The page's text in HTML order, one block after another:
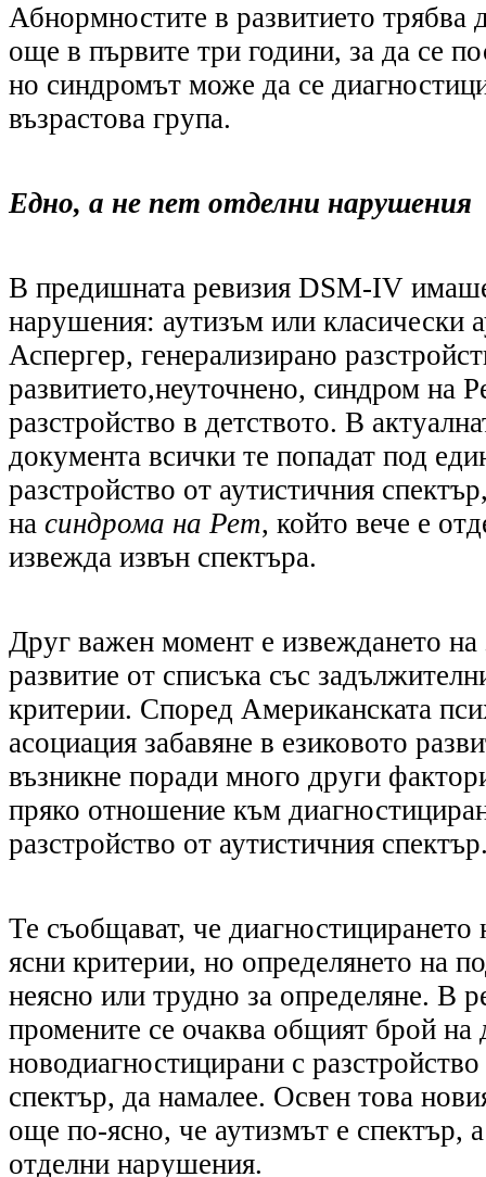
Абнормностите в развитието трябва
още в първите три години, за да се
но синдромът може да се
възрастова група.
Едно, а не пет отделни нарушения
В предишната ревизия DSM-IV
нарушения: аутизъм или класически
Аспергер, генерализирано
развитието,неуточнено, синдром на
разстройство в детството. В
документа всички те попадат под
разстройство от аутистичния спектър
на синдрома на Рет, който вече е
извежда извън спектъра.
Друг важен момент е извеждането на
развитие от списъка със
критерии. Според Американската
асоциация забавяне в езиковото
възникне поради много други
пряко отношение към
разстройство от аутистичния
Те съобщават, че диагностицирането
ясни критерии, но определянето на
неясно или трудно за определяне. В
промените се очаква общият брой на
новодиагностицирани с
спектър, да намалее. Освен това
още по-ясно, че аутизмът е спектър,
отделни нарушения.